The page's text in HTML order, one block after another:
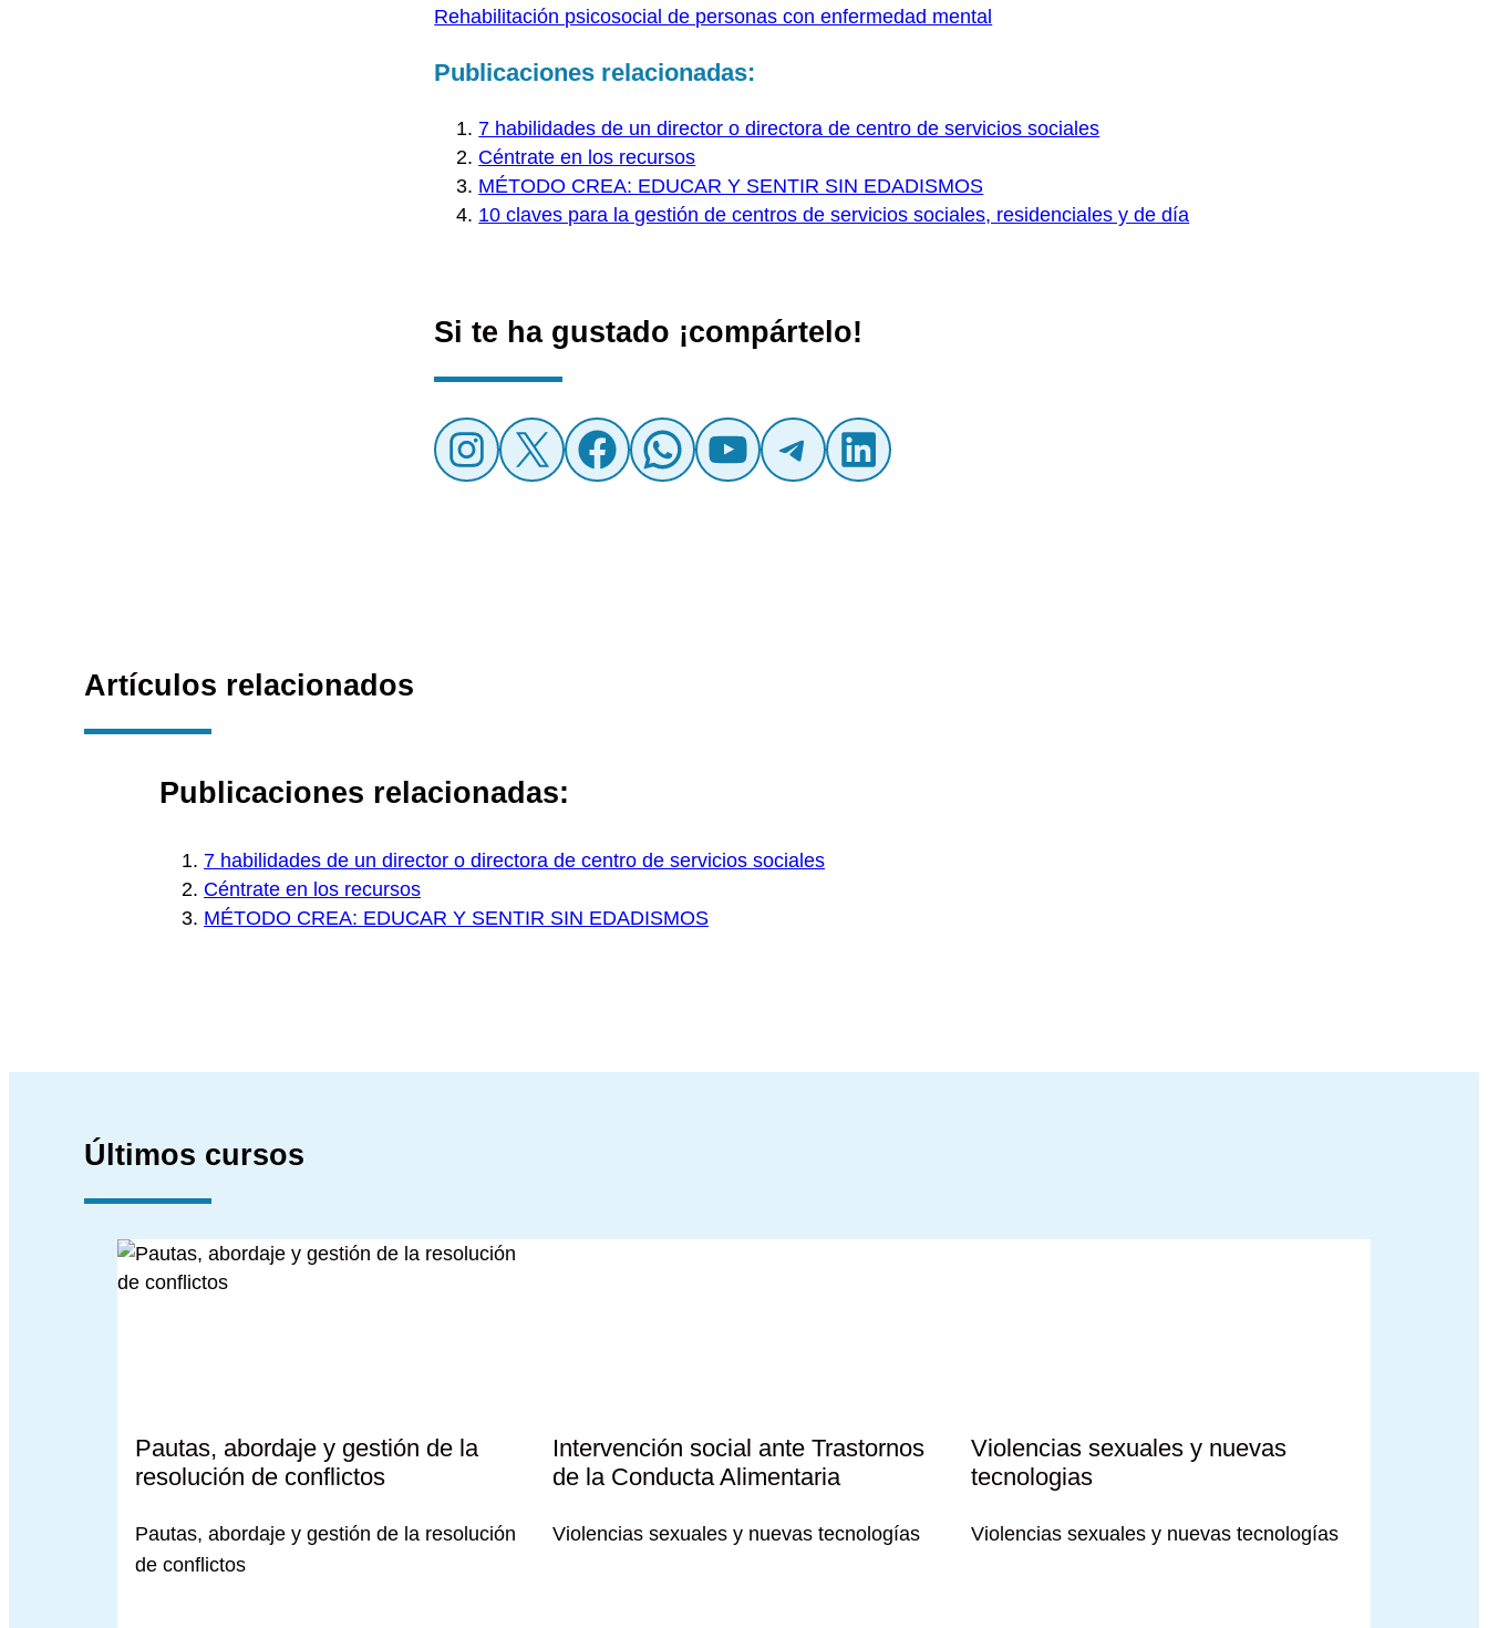
Rehabilitación psicosocial de personas con enfermedad mental
Publicaciones relacionadas:
7 habilidades de un director o directora de centro de servicios sociales
Céntrate en los recursos
MÉTODO CREA: EDUCAR Y SENTIR SIN EDADISMOS
10 claves para la gestión de centros de servicios sociales, residenciales y de día
Si te ha gustado ¡compártelo!
Instagram
X Facebook
WhatsApp
YouTube
Telegram
LinkedIn
Artículos relacionados
Publicaciones relacionadas:
7 habilidades de un director o directora de centro de servicios sociales
Céntrate en los recursos
MÉTODO CREA: EDUCAR Y SENTIR SIN EDADISMOS
Últimos cursos
Pautas, abordaje y gestión de la
resolución de conflictos
Pautas, abordaje y gestión de la resolución
de conflictos
Intervención social ante Trastornos
de la Conducta Alimentaria
Violencias sexuales y nuevas tecnologías
Violencias sexuales y nuevas
tecnologias
Violencias sexuales y nuevas tecnologías